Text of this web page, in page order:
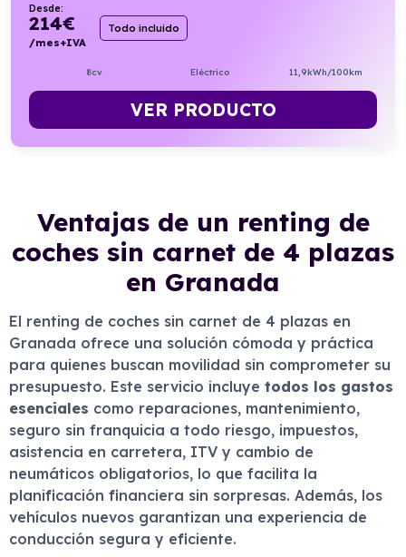
Desde:
214€
/mes+IVA
Todo incluido
8cv Eléctrico 11,9kWh/100km
VER PRODUCTO
Ventajas de un renting de
coches sin carnet de 4 plazas
en Granada
El renting de coches sin carnet de 4 plazas en
Granada ofrece una solución cómoda y práctica
para quienes buscan movilidad sin comprometer su
presupuesto. Este servicio incluye todos los gastos
esenciales como reparaciones, mantenimiento,
seguro sin franquicia a todo riesgo, impuestos,
asistencia en carretera, ITV y cambio de
neumáticos obligatorios, lo que facilita la
planificación financiera sin sorpresas. Además, los
vehículos nuevos garantizan una experiencia de
conducción segura y eficiente.